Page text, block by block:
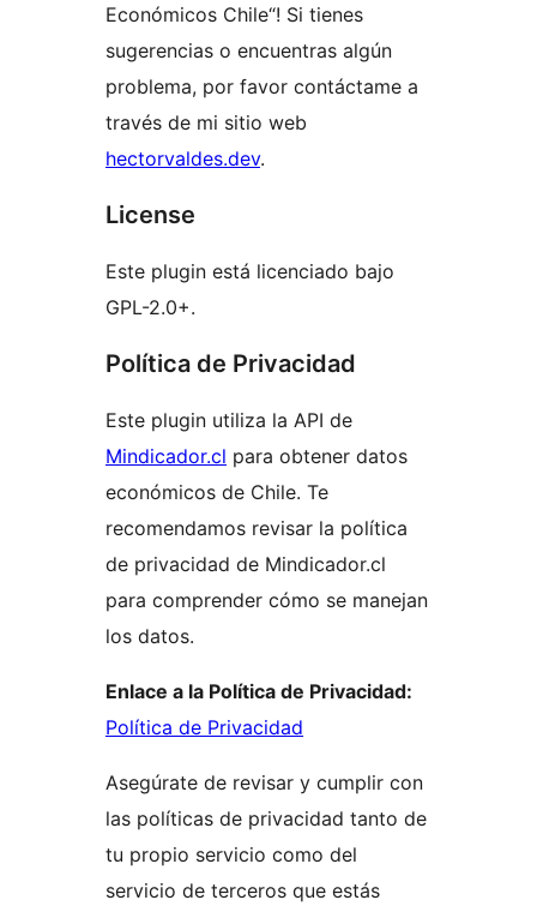
Económicos Chile“! Si tienes
sugerencias o encuentras algún
problema, por favor contáctame a
través de mi sitio web
hectorvaldes.dev.
License
Este plugin está licenciado bajo
GPL-2.0+.
Política de Privacidad
Este plugin utiliza la API de
Mindicador.cl para obtener datos
económicos de Chile. Te
recomendamos revisar la política
de privacidad de Mindicador.cl
para comprender cómo se manejan
los datos.
Enlace a la Política de Privacidad:
Política de Privacidad
Asegúrate de revisar y cumplir con
las políticas de privacidad tanto de
tu propio servicio como del
servicio de terceros que estás